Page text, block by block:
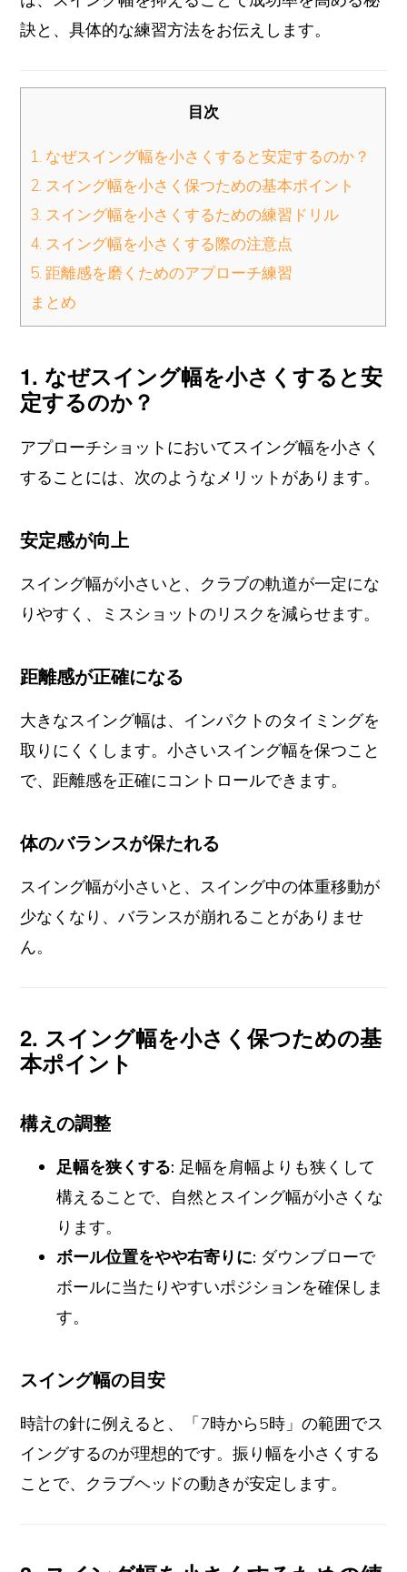
訣と、具体的な練習方法をお伝えします。
目次
1. なぜスイング幅を小さくすると安定するのか？
2. スイング幅を小さく保つための基本ポイント
3. スイング幅を小さくするための練習ドリル
4. スイング幅を小さくする際の注意点
5. 距離感を磨くためのアプローチ練習
まとめ
1. なぜスイング幅を小さくすると安
定するのか？
アプローチショットにおいてスイング幅を小さく
することには、次のようなメリットがあります。
安定感が向上
スイング幅が小さいと、クラブの軌道が一定にな
りやすく、ミスショットのリスクを減らせます。
距離感が正確になる
大きなスイング幅は、インパクトのタイミングを
取りにくくします。小さいスイング幅を保つこと
で、距離感を正確にコントロールできます。
体のバランスが保たれる
スイング幅が小さいと、スイング中の体重移動が
少なくなり、バランスが崩れることがありませ
ん。
2. スイング幅を小さく保つための基
本ポイント
構えの調整
足幅を狭くする: 足幅を肩幅よりも狭くして
構えることで、自然とスイング幅が小さくな
ります。
ボール位置をやや右寄りに: ダウンブローで
ボールに当たりやすいポジションを確保しま
す。
スイング幅の目安
時計の針に例えると、「7時から5時」の範囲でス
イングするのが理想的です。振り幅を小さくする
ことで、クラブヘッドの動きが安定します。